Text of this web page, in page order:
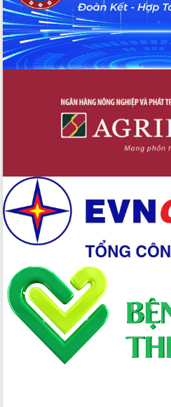
trong phòng chống tảo hôn và hôn
nhân cận huyết thống
Nông sản Tây Nguyên thu hút doanh
nghiệp nước ngoài
Đắk Lắk định vị thương hiệu du lịch
gian phát triển mới
Hội nghị chia sẻ kinh nghiệm, chuyển
giao kỹ thuật y tế, định hướng phát
triển trong lĩnh vực văn hóa, du lịch
Công bố quyết định của Ban Thường
vụ Tỉnh ủy về công tác cán bộ.
Thủ tướng Phạm Minh Chính: Khẩn
trương tái thiết cuộc sống người dân
Tập trung nâng cao chất lượng, tổ
chức sản xuất sầu riêng theo hướng
bền vững
Đẩy nhanh công tác khắc phục, ổn
định đời sống Nhân dân sau bão số 13
Bí thư Tỉnh ủy Lương Nguyễn Minh
Triết dự Ngày hội đại đoàn kết tại